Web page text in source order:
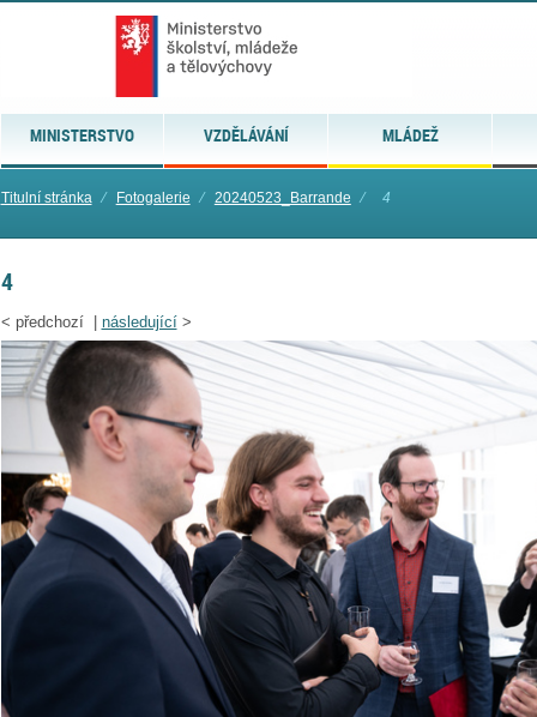
MINISTERSTVO VZDĚLÁVÁNÍ MLÁDEŽ
Titulní stránka ⁄ Fotogalerie ⁄ 20240523_Barrande ⁄ 4
4
< předchozí | následující>